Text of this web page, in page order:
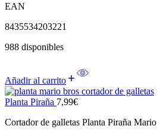
EAN
8435534203221
988 disponibles
Añadir al carrito
Planta Piraña 7,99€
Cortador de galletas Planta Piraña Mario